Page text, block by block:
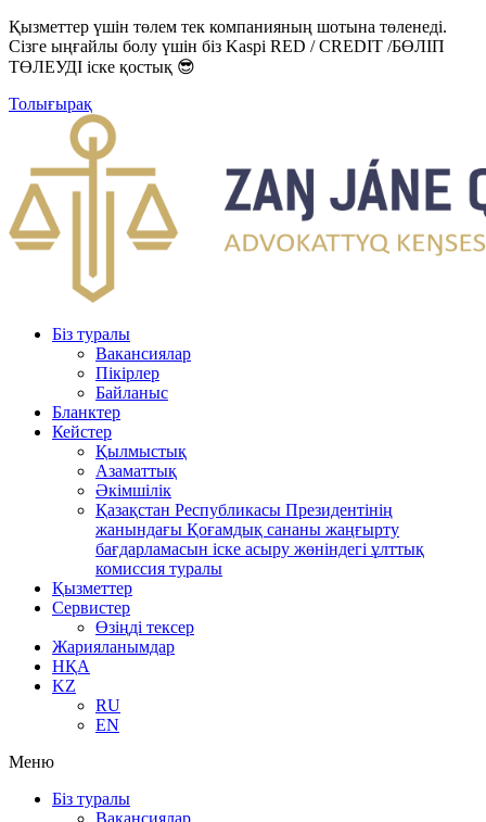
Қызметтер үшін төлем тек компанияның шотына төленеді.
Сізге ыңғайлы болу үшін біз Kaspi RED / CREDIT /БӨЛІП
ТӨЛЕУДІ іске қостық 😎
Толығырақ
Біз туралы
Вакансиялар
Пікірлер
Байланыс
Бланктер
Кейстер
Қылмыстық
Азаматтық
Әкімшілік
Қазақстан Республикасы Президентінің
жанындағы Қоғамдық сананы жаңғырту
бағдарламасын іске асыру жөніндегі ұлттық
комиссия туралы
Қызметтер
Сервистер
Өзіңді тексер
Жарияланымдар
НҚА
KZ
RU
EN
Меню
Біз туралы
Вакансиялар